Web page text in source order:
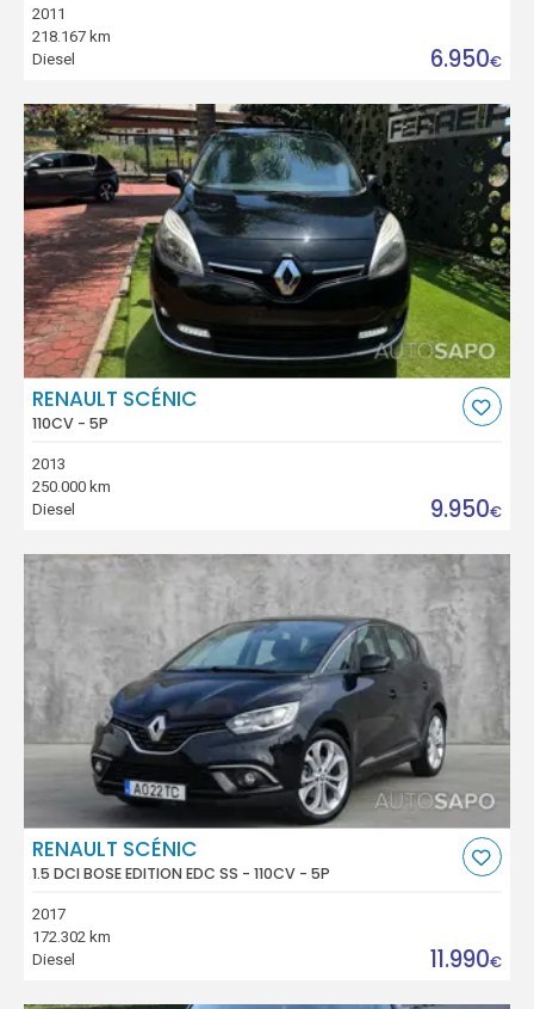
2011
218.167 km
Diesel
6.950€
RENAULT SCÉNIC
110CV - 5P
2013
250.000 km
Diesel
9.950€
RENAULT SCÉNIC
1.5 DCI BOSE EDITION EDC SS - 110CV - 5P
2017
172.302 km
Diesel
11.990€